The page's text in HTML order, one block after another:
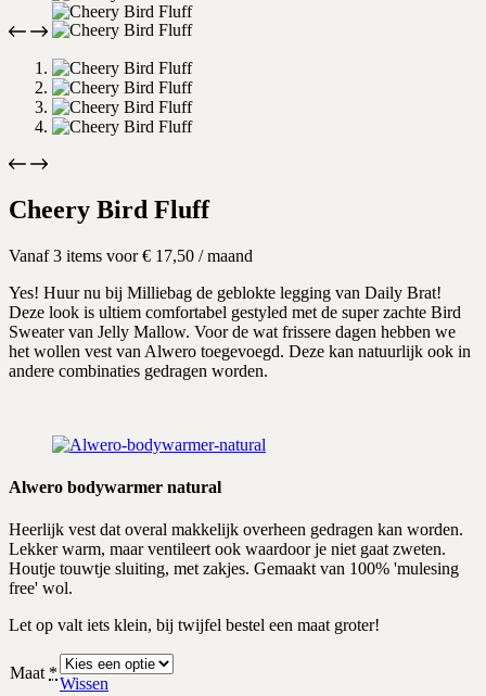
Cheery Bird Fluff
Vanaf 3 items voor€ 17,50 / maand
Yes! Huur nu bij Milliebag de geblokte legging van Daily Brat!
Deze look is ultiem comfortabel gestyled met de super zachte Bird
Sweater van Jelly Mallow. Voor de wat frissere dagen hebben we
het wollen vest van Alwero toegevoegd. Deze kan natuurlijk ook in
andere combinaties gedragen worden.
Alwero bodywarmer natural
Heerlijk vest dat overal makkelijk overheen gedragen kan worden.
Lekker warm, maar ventileert ook waardoor je niet gaat zweten.
Houtje touwtje sluiting, met zakjes. Gemaakt van 100% 'mulesing
free' wol.
Let op valt iets klein, bij twijfel bestel een maat groter!
Maat *
Wissen